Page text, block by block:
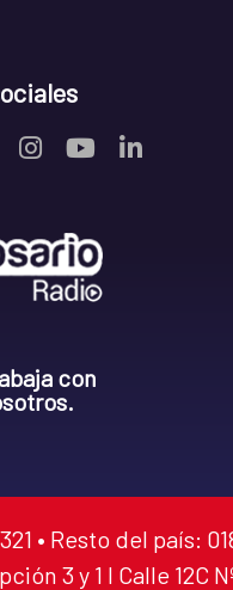
con
• Resto del país:
3 y 1 I Calle 12C